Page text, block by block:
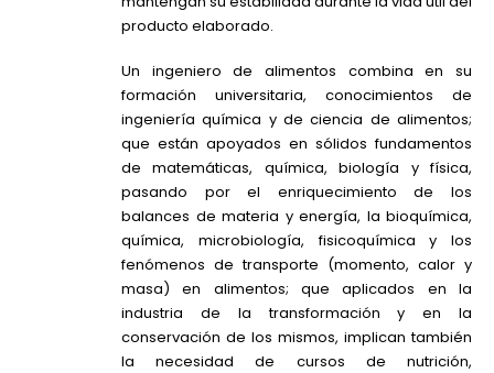
producto elaborado.
Un ingeniero de alimentos combina en su
formación universitaria, conocimientos de
ingeniería química y de ciencia de alimentos;
que están apoyados en sólidos fundamentos
de matemáticas, química, biología y física,
pasando por el enriquecimiento de los
balances de materia y energía, la bioquímica,
química, microbiología, fisicoquímica y los
fenómenos de transporte (momento, calor y
masa) en alimentos; que aplicados en la
industria de la transformación y en la
conservación de los mismos, implican también
la necesidad de cursos de nutrición,